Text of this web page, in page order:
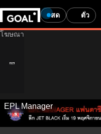
สด ตั๋ว
EPL Manager